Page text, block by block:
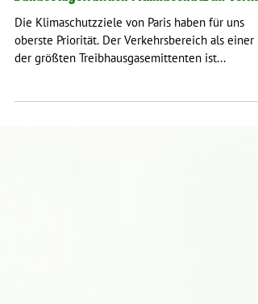
Dienstag 21. Juni | Online-Fachgespräch der
Bundestagsfraktion : Klimaschutz im
Die Klimaschutzziele von Paris haben für uns
der größten Treibhausgasemittenten ist...